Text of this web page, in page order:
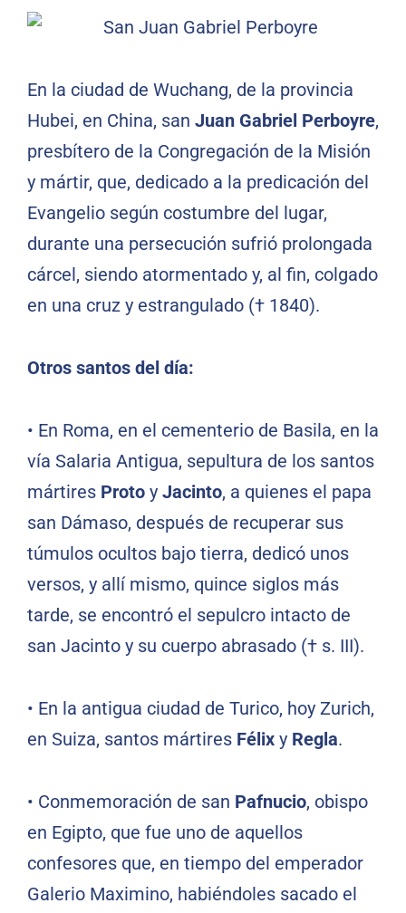
En la ciudad de Wuchang, de la provincia
Hubei, en China, san Juan Gabriel Perboyre,
presbítero de la Congregación de la Misión
y mártir, que, dedicado a la predicación del
Evangelio según costumbre del lugar,
durante una persecución sufrió prolongada
cárcel, siendo atormentado y, al fin, colgado
en una cruz y estrangulado († 1840).
Otros santos del día:
• En Roma, en el cementerio de Basila, en la
vía Salaria Antigua, sepultura de los santos
mártires Proto y Jacinto, a quienes el papa
san Dámaso, después de recuperar sus
túmulos ocultos bajo tierra, dedicó unos
versos, y allí mismo, quince siglos más
tarde, se encontró el sepulcro intacto de
san Jacinto y su cuerpo abrasado († s. III).
• En la antigua ciudad de Turico, hoy Zurich,
en Suiza, santos mártires Félix y Regla.
• Conmemoración de san Pafnucio, obispo
en Egipto, que fue uno de aquellos
confesores que, en tiempo del emperador
Galerio Maximino, habiéndoles sacado el